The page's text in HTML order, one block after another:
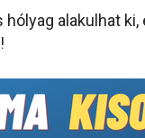
alakulhat